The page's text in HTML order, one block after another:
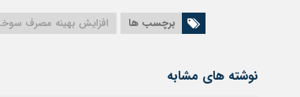
برچسب ها افزایش بهینه مصرف
نوشته های مشابه